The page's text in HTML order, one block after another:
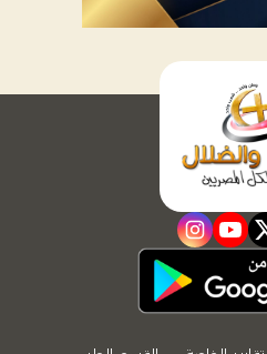
twitter
youtube
instagram